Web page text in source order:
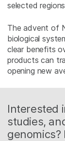
selected
The advent of
biological
clear benefits
products can
opening new
Interested
studies,
genomics?